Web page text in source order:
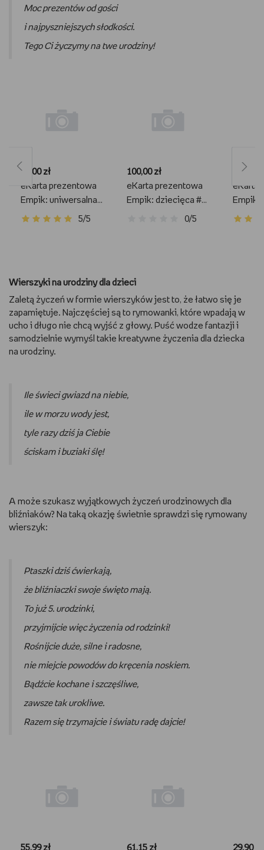
Moc prezentów od gości
i najpyszniejszych słodkości.
Tego Ci życzymy na twe urodziny!
eKarta prezentowa
Empik: uniwersalna
#4 50 zł
5/5
50,00 zł
eKarta prezentowa
Empik: dziecięca #1
0/5
100,00 zł
eKarta
Empik:
100 zł
100,00
Wierszyki na urodziny dla dzieci
Zaletą życzeń w formie wierszyków jest to, że łatwo się je
zapamiętuje. Najczęściej są to rymowanki, które wpadają w
ucho i długo nie chcą wyjść z głowy. Puść wodze fantazji i
samodzielnie wymyśl takie kreatywne życzenia dla dziecka
na urodziny.
Ile świeci gwiazd na niebie,
ile w morzu wody jest,
tyle razy dziś ja Ciebie
ściskam i buziaki ślę!
A może szukasz wyjątkowych życzeń urodzinowych dla
bliźniaków? Na taką okazję świetnie sprawdzi się rymowany
wierszyk:
Ptaszki dziś ćwierkają,
że bliźniaczki swoje święto mają.
To już 5. urodzinki,
przyjmijcie więc życzenia od rodzinki!
Rośnijcie duże, silne i radosne,
nie miejcie powodów do kręcenia noskiem.
Bądźcie kochane i szczęśliwe,
zawsze tak urokliwe.
Razem się trzymajcie i światu radę dajcie!
55,99 zł 61,15 zł 29,90 zł